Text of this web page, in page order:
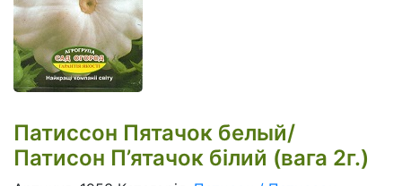
Патиссон Пятачок белый/
Патисон П’ятачок білий (вага 2г.)